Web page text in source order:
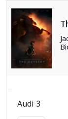
Audi 3